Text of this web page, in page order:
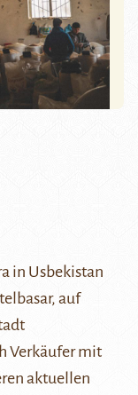
in Usbekistan
auf
Verkäufer mit
aktuellen